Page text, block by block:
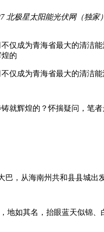
北极星太阳能光伏网（独家）
仅成为青海省最大的清洁
的
仅成为青海省最大的清洁
就辉煌的？怀揣疑问，笔
巴，从海南州共和县县城出
地如其名，抬眼蓝天似锦